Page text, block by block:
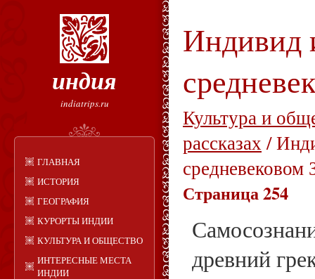
индия
indiatrips.ru
ГЛАВНАЯ
ИСТОРИЯ
ГЕОГРАФИЯ
КУРОРТЫ ИНДИИ
КУЛЬТУРА И ОБЩЕСТВО
ИНТЕРЕСНЫЕ МЕСТА
ИНДИИ
Индивид
Культура и
рассказах/
средневековом
Страница 254
древний